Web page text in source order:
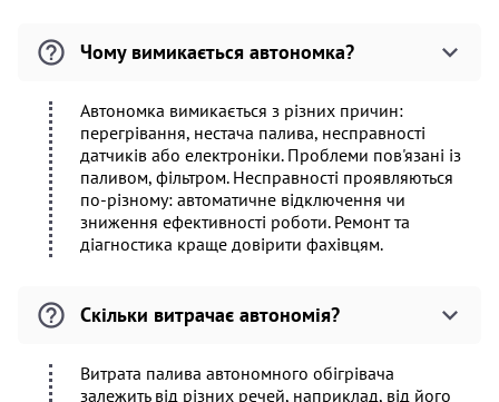
Чому вимикається автономка?
Автономка вимикається з різних причин:
перегрівання, нестача палива, несправності
датчиків або електроніки. Проблеми пов'язані із
паливом, фільтром. Несправності проявляються
по-різному: автоматичне відключення чи
зниження ефективності роботи. Ремонт та
діагностика краще довірити фахівцям.
Скільки витрачає автономія?
Витрата палива автономного обігрівача
залежить від різних речей, наприклад, від його